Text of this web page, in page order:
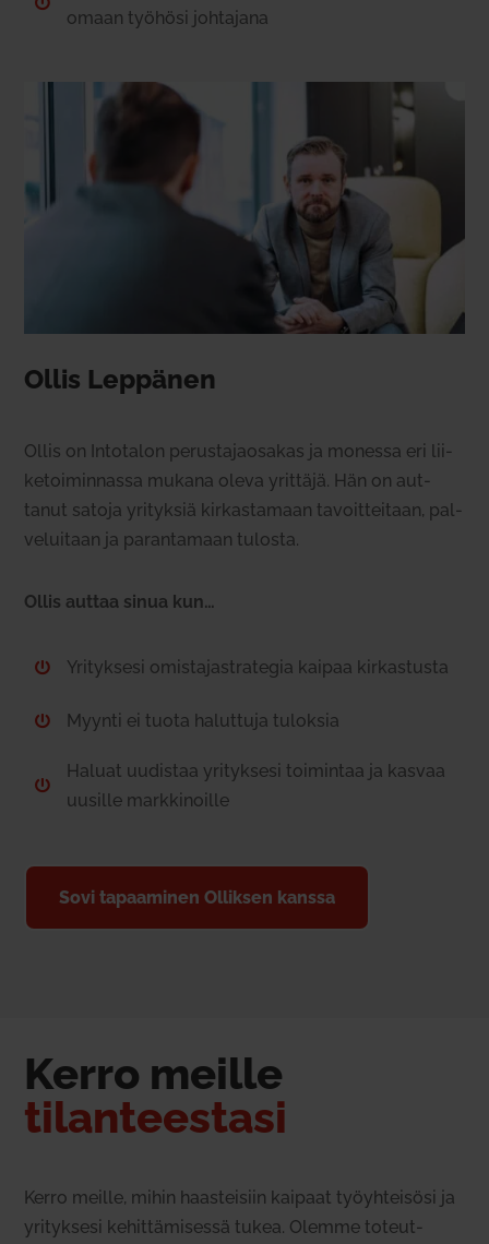
omaan työhösi joh­tajana
Ollis Lep­pänen
Ollis on Into­talon perus­ta­jao­sakas ja monessa eri lii­
ke­toi­min­nassa mukana oleva yrittäjä. Hän on aut­
tanut satoja yri­tyksiä kir­kas­tamaan tavoit­teitaan, pal­
ve­luitaan ja paran­tamaan tulosta.
Ollis auttaa sinua kun…
 Yri­tyksesi omis­ta­ja­stra­tegia kaipaa kir­kas­tusta
 Myynti ei tuota haluttuja tuloksia

Haluat uudistaa yri­tyksesi toi­mintaa ja kasvaa
uusille mark­ki­noille
Sovi tapaa­minen Olliksen kanssa
Kerro meille
tilan­teestasi
Kerro meille, mihin haas­teisiin kaipaat työyh­teisösi ja
yri­tyksesi kehit­tä­mi­sessä tukea. Olemme toteut­